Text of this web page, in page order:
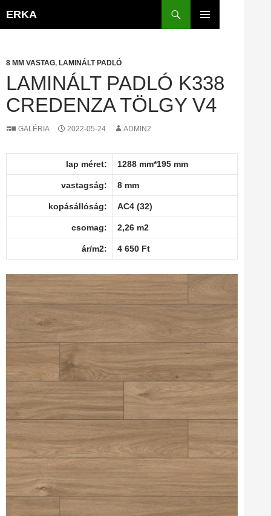
ERKA
8 MM VASTAG, LAMINÁLT PADLÓ
LAMINÁLT PADLÓ K338
CREDENZA TÖLGY V4
GALÉRIA 2022-05-24 ADMIN2
lap méret: 1288 mm*195 mm
vastagság: 8 mm
kopásállóság: AC4 (32)
csomag: 2,26 m2
ár/m2: 4 650 Ft